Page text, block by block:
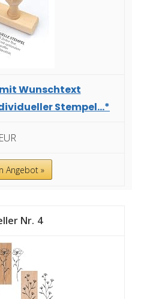
Wunschtext
Stempel...*
Angebot »
4